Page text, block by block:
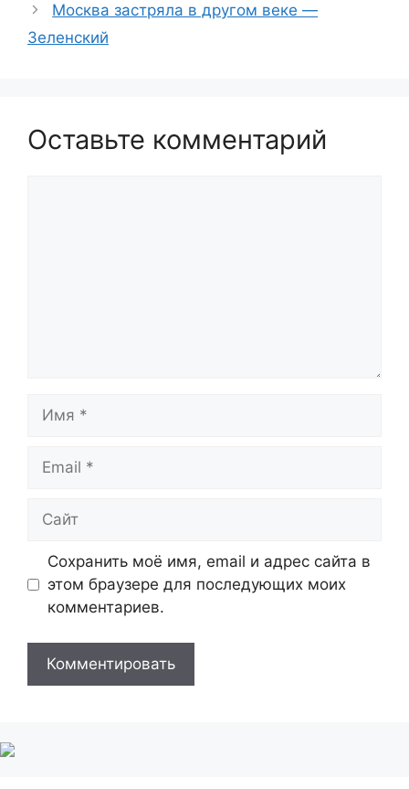
Москва застряла в другом веке —
Зеленский
Оставьте комментарий
Имя
Email
Сайт
Сохранить моё имя, email и адрес сайта в
этом браузере для последующих моих
комментариев.